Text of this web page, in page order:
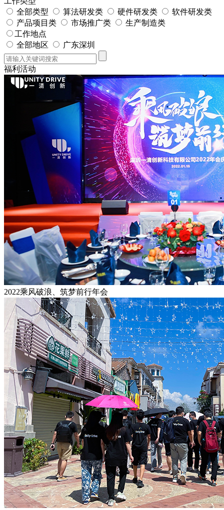
全部类型
算法研发类 硬件研发类
软件研发类
产品项目类
市场推广类
生产制造类
工作地点
全部地区
广东深圳
福利活动
2022乘风破浪、筑梦前行年会